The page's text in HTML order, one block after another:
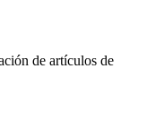
de artículos de